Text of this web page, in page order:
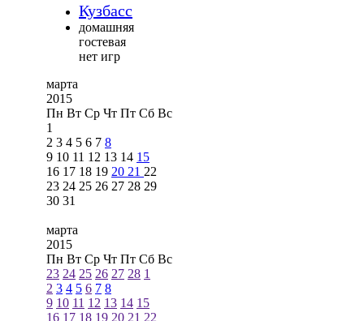
Кузбасс
домашняя
гостевая
нет игр
марта
2015
Пн Вт Ср Чт Пт Сб Вс
1
2 3 4 5 6 7 8
9 10 11 12 13 14 15
16 17 18 19 20 21 22
23 24 25 26 27 28 29
30 31
марта
2015
Пн Вт Ср Чт Пт Сб Вс
23 24 25 26 27 28 1
2 3 4 5 6 7 8
9 10 11 12 13 14 15
16 17 18 19 20 21 22